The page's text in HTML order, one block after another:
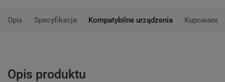
Opis Specyfikacja Kompatybilne urządzenia Kupowane
Opis produktu